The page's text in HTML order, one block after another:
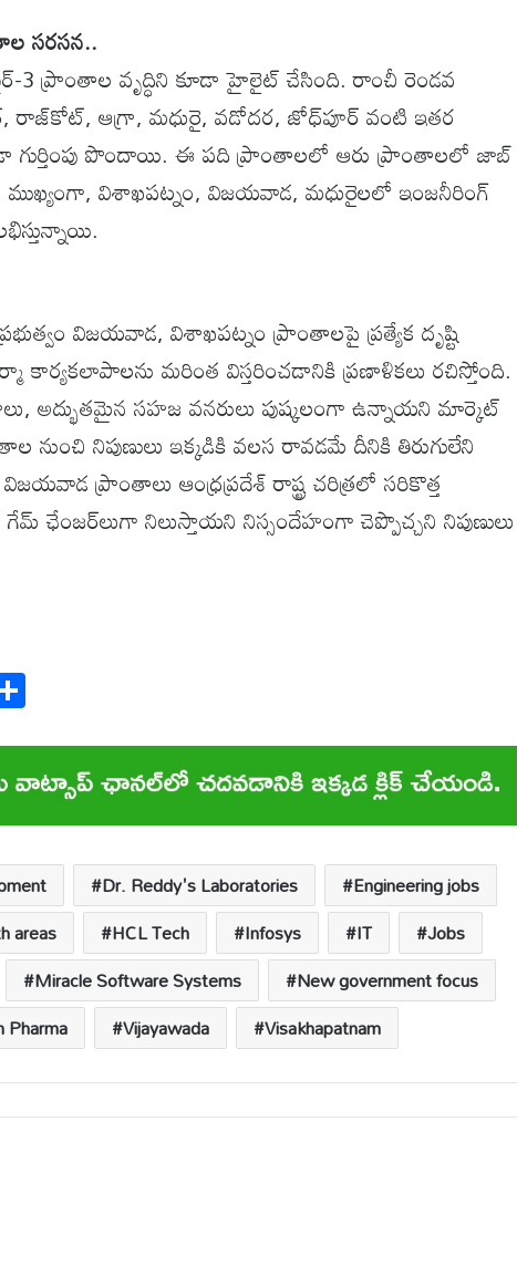
సరసన..
3 ప్రాంతాల వృద్ధిని కూడా హైలైట్ చేసింది. రాంచీ రెండవ
ఆగ్రా, మధురై, వడోదర, జోధ్‌పూర్ వంటి ఇతర
గుర్తింపు పొందాయి. ఈ పది ప్రాంతాలలో ఆరు ప్రాంతాలలో జాబ్
ముఖ్యంగా, విశాఖపట్నం, విజయవాడ, మధురైలలో ఇంజనీరింగ్
విజయవాడ, విశాఖపట్నం ప్రాంతాలపై ప్రత్యేక దృష్టి
మరింత విస్తరించడానికి ప్రణాళికలు రచిస్తోంది.
సహజ వనరులు పుష్కలంగా ఉన్నాయని మార్కెట్
నుంచి నిపుణులు ఇక్కడికి వలస రావడమే దీనికి తిరుగులేని
ప్రాంతాలు ఆంధ్రప్రదేశ్ రాష్ట్ర చరిత్రలో సరికొత్త
గేమ్ ఛేంజర్‌లుగా నిలుస్తాయని నిస్సందేహంగా చెప్పొచ్చని నిపుణులు
ar
e
Dr. Reddy's Laboratories
Engineering jobs
areas HCL Tech Infosys IT
Jobs
Miracle Software Systems
New government focus
Pharma Vijayawada Visakhapatnam